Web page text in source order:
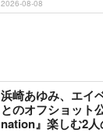
2026-08-08
浜崎あゆみ、エイ
とのオフショット
nation』楽しむ2